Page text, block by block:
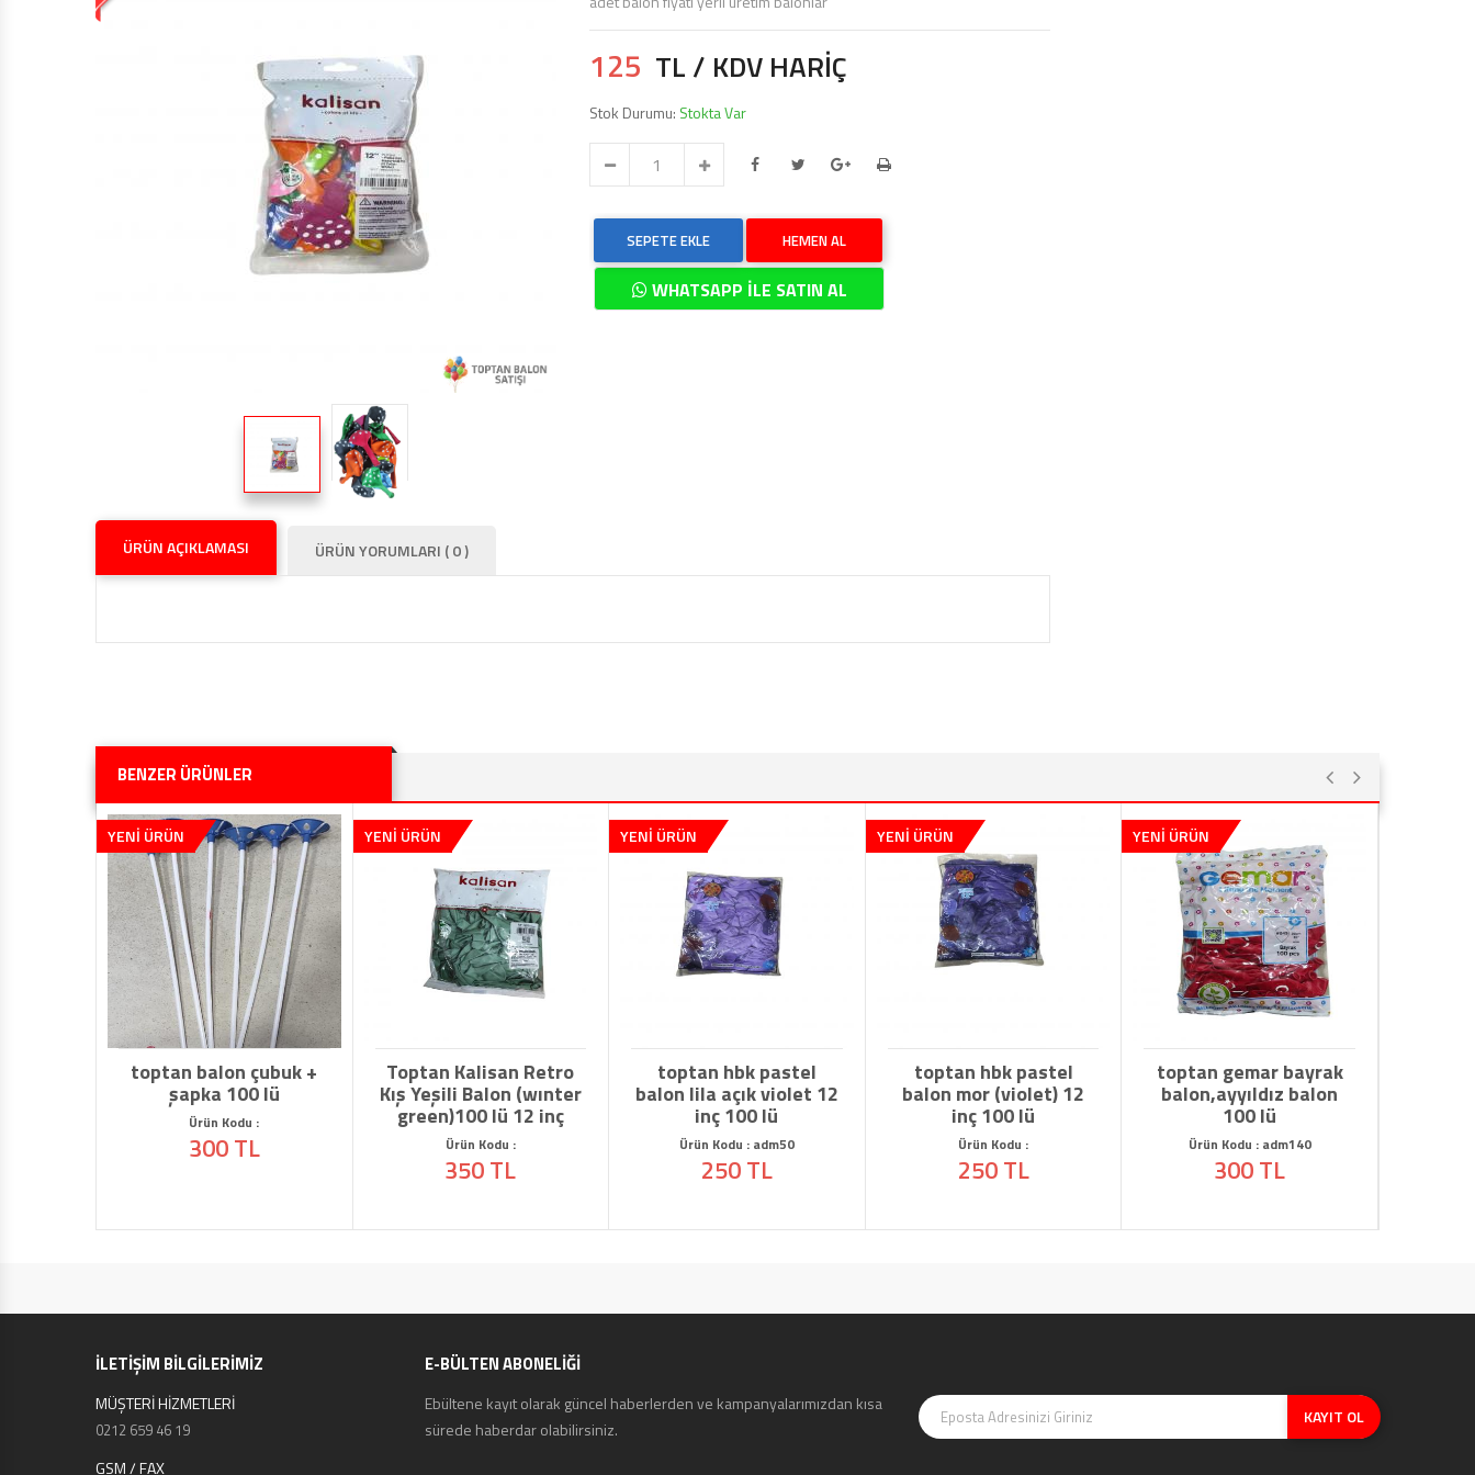
125 TL / KDV HARİÇ
Stok Durumu: Stokta Var
SEPETE EKLE HEMEN AL
WHATSAPP İLE SATIN AL
ÜRÜN AÇIKLAMASI ÜRÜN YORUMLARI ( 0 )
BENZER ÜRÜNLER
YENİ ÜRÜN
toptan balon çubuk +
şapka 100 lü
Ürün Kodu :
300 TL
YENİ ÜRÜN
Toptan Kalisan Retro
Kış Yeşili Balon (wınter
green)100 lü 12 inç
Ürün Kodu :
350 TL
YENİ ÜRÜN
toptan hbk pastel
balon lila açık violet 12
inç 100 lü
Ürün Kodu : adm50
250 TL
YENİ ÜRÜN
toptan hbk pastel
balon mor (violet) 12
inç 100 lü
Ürün Kodu :
250 TL
YENİ ÜRÜN
toptan gemar bayrak
balon,ayyıldız balon
100 lü
Ürün Kodu : adm140
300 TL
İLETİŞİM BİLGİLERİMİZ
MÜŞTERİ HİZMETLERİ
0212 659 46 19
GSM / FAX
E-BÜLTEN ABONELİĞİ
Ebültene kayıt olarak güncel haberlerden ve kampanyalarımızdan kısa
sürede haberdar olabilirsiniz.
KAYIT OL